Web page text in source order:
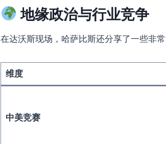
地缘政治与行业竞争
在达沃斯现场，哈萨比斯还分享了一些非常
维度
中美竞赛